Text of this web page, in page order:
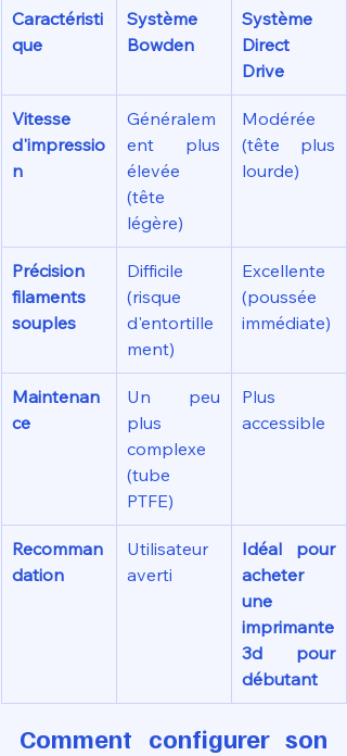
Caractéristi
que
Système
Bowden
Système
Direct
Drive
Vitesse
d'impressio
n
Généralem
ent plus
élevée
(tête
légère)
Modérée
(tête plus
lourde)
Précision
filaments
souples
Difficile
(risque
d'entortille
ment)
Excellente
(poussée
immédiate)
Maintenan
ce
Un peu
plus
complexe
(tube
PTFE)
Plus
accessible
Recomman
dation
Utilisateur
averti
Idéal pour
acheter
une
imprimante
3d pour
débutant
Comment configurer son